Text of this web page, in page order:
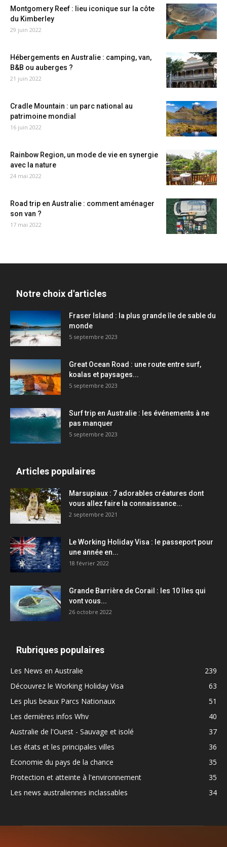
Montgomery Reef : lieu iconique sur la côte
du Kimberley
29 juin 2022
Hébergements en Australie : camping, van,
B&B ou auberges ?
21 juin 2022
Cradle Mountain : un parc national au
patrimoine mondial
16 juin 2022
Rainbow Region, un mode de vie en synergie
avec la nature
24 mai 2022
Road trip en Australie : comment aménager
son van ?
17 mai 2022
Notre choix d'articles
Fraser Island : la plus grande île de sable du
monde
5 septembre 2023
Great Ocean Road : une route entre surf,
koalas et paysages...
5 septembre 2023
Surf trip en Australie : les événements à ne
pas manquer
5 septembre 2023
Articles populaires
Marsupiaux : 7 adorables créatures dont
vous allez faire la connaissance...
2 septembre 2021
Le Working Holiday Visa : le passeport pour
une année en...
18 février 2022
Grande Barrière de Corail : les 10 îles qui
vont vous...
26 octobre 2022
Rubriques populaires
Les News en Australie
239
Découvrez le Working Holiday Visa
63
Les plus beaux Parcs Nationaux
51
Les dernières infos Whv
40
Australie de l'Ouest - Sauvage et isolé
37
Les états et les principales villes
36
Economie du pays de la chance
35
Protection et atteinte à l'environnement
35
Les news australiennes inclassables
34